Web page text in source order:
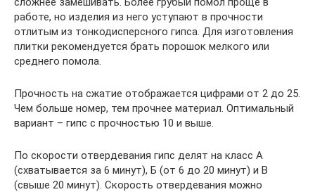
работе, но изделия из него уступают в прочности
отлитым из тонкодисперсного гипса. Для изготовления
плитки рекомендуется брать порошок мелкого или
среднего помола.
Прочность на сжатие отображается цифрами от 2 до 25.
Чем больше номер, тем прочнее материал. Оптимальный
вариант – гипс с прочностью 10 и выше.
По скорости отвердевания гипс делят на класс А
(схватывается за 6 минут), Б (от 6 до 20 минут) и В
(свыше 20 минут). Скорость отвердевания можно